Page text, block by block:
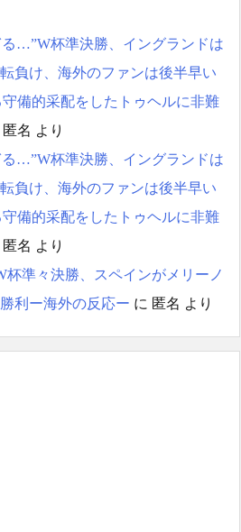
判
反
劇
す
と
カ
国
覇
…”W杯準決勝、イングランドは
負け、海外のファンは後半早い
備的采配をしたトゥヘルに非難
匿名 より
…”W杯準決勝、イングランドは
負け、海外のファンは後半早い
備的采配をしたトゥヘルに非難
匿名 より
準々決勝、スペインがメリーノ
利ー海外の反応ー に 匿名 より